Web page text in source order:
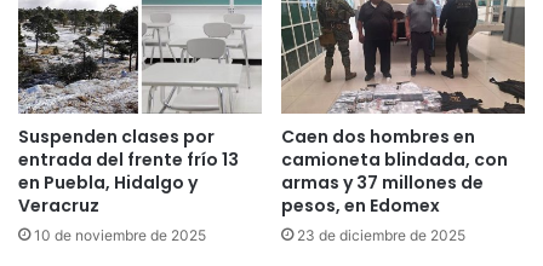
Suspenden clases por
entrada del frente frío 13
en Puebla, Hidalgo y
Veracruz
10 de noviembre de 2025
Caen dos hombres en
camioneta blindada, con
armas y 37 millones de
pesos, en Edomex
23 de diciembre de 2025